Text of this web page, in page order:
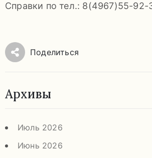
Справки по тел.: 8(4967)55-92-
Поделиться
Архивы
Июль 2026
Июнь 2026